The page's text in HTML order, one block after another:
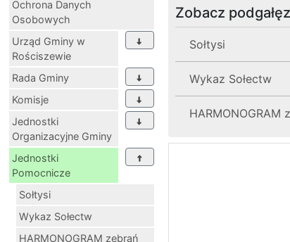
Ochrona Danych
Osobowych
Urząd Gminy w
Rościszewie
Rada Gminy
Komisje
Jednostki
Organizacyjne Gminy
Jednostki
Pomocnicze
Sołtysi
Wykaz Sołectw
HARMONOGRAM zebrań
Zobacz
Sołtysi
Wykaz Sołectw
HARMONOGRAM